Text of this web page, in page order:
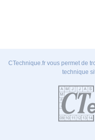
CTechnique.fr vous permet de
technique